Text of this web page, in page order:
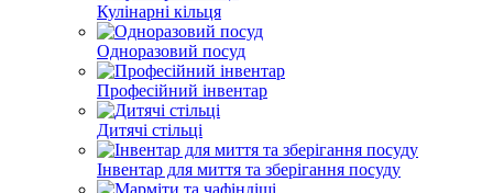
Кулінарні кільця
Одноразовий посуд
Професійний інвентар
Дитячі стільці
Інвентар для миття та зберігання посуду